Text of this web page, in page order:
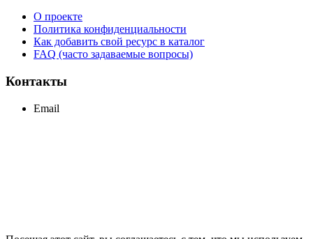
О проекте
Политика конфиденциальности
Как добавить свой ресурс в каталог
FAQ (часто задаваемые вопросы)
Контакты
Email